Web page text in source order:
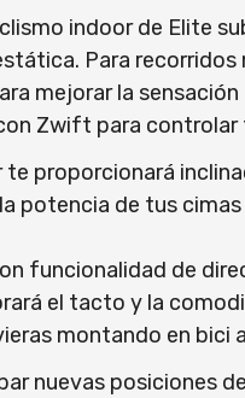
indoor de Elite
Para
mejorar la
Zwift para
proporcionará
potencia de tus
funcionalidad de
el tacto y la
montando en bici
nuevas posiciones